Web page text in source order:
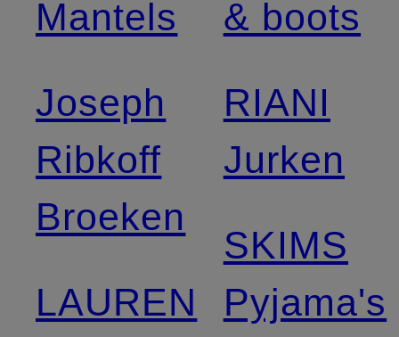
Mantels
Joseph
Ribkoff
Broeken
LAUREN
& boots
RIANI
Jurken
SKIMS
Pyjama's